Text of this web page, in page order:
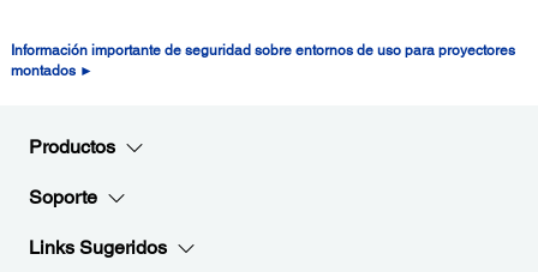
Información importante de seguridad sobre entornos de uso para proyectores
montados ►
Productos
Soporte
Links Sugeridos